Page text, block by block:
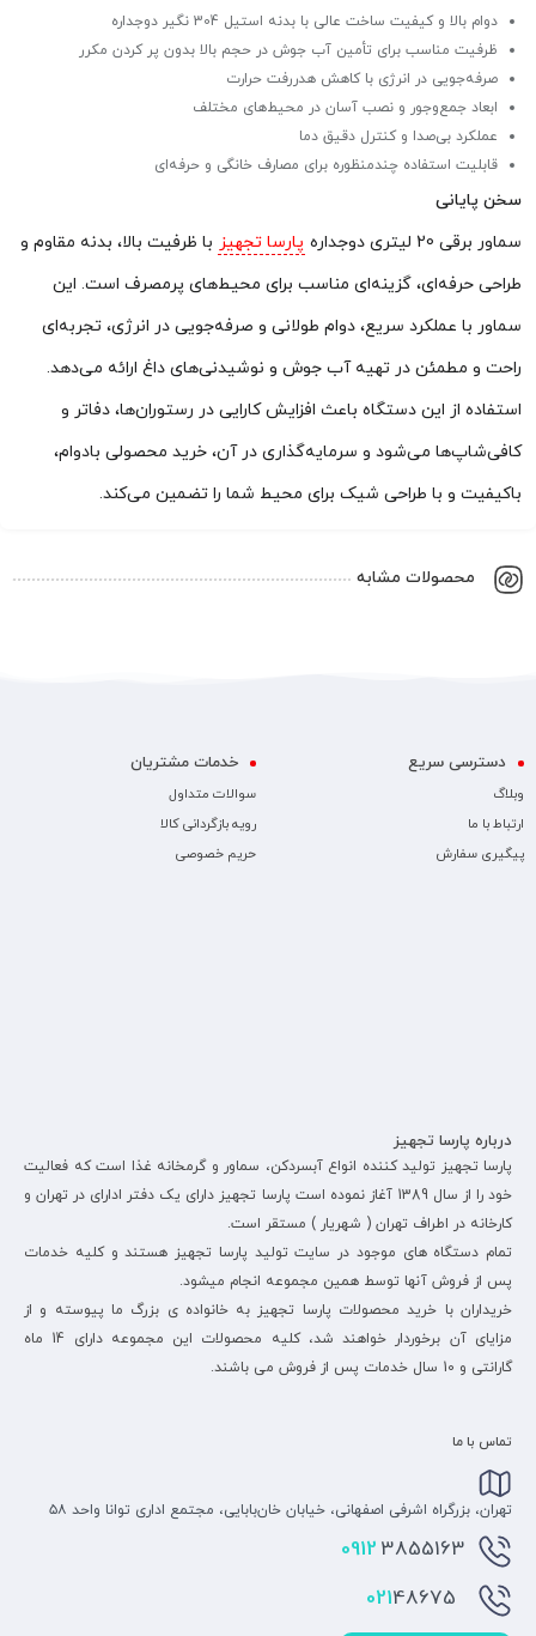
دوام بالا و کیفیت ساخت عالی با بدنه استیل 304 نگیر دوجداره
ظرفیت مناسب برای تأمین آب جوش در حجم بالا بدون پر کردن مکرر
صرفه‌جویی در انرژی با کاهش هدررفت حرارت
ابعاد جمع‌وجور و نصب آسان در محیط‌های مختلف
عملکرد بی‌صدا و کنترل دقیق دما
قابلیت استفاده چندمنظوره برای مصارف خانگی و حرفه‌ای
سخن پایانی
سماور برقی 20 لیتری دوجداره
پارسا تجهیز با ظرفیت بالا، بدنه مقاوم و
طراحی حرفه‌ای، گزینه‌ای مناسب برای محیط‌های پرمصرف است. این
سماور با عملکرد سریع، دوام طولانی و صرفه‌جویی در انرژی، تجربه‌ای
راحت و مطمئن در تهیه آب جوش و نوشیدنی‌های داغ ارائه می‌دهد.
استفاده از این دستگاه باعث افزایش کارایی در رستوران‌ها، دفاتر و
کافی‌شاپ‌ها می‌شود و سرمایه‌گذاری در آن، خرید محصولی بادوام،
باکیفیت و با طراحی شیک برای محیط شما را تضمین می‌کند.
محصولات مشابه
دسترسی سریع
وبلاگ
ارتباط با ما
پیگیری سفارش
خدمات مشتریان
سوالات متداول
رویه بازگردانی کالا
حریم خصوصی
درباره پارسا تجهیز
پارسا تجهیز تولید کننده انواع آبسردکن، سماور و گرمخانه غذا است که فعالیت
خود را از سال 1389 آغاز نموده است پارسا تجهیز دارای یک دفتر ادارای در تهران و
کارخانه در اطراف تهران ( شهریار ) مستقر است.
تمام دستگاه های موجود در سایت تولید پارسا تجهیز هستند و کلیه خدمات
پس از فروش آنها توسط همین مجموعه انجام میشود.
خریداران با خرید محصولات پارسا تجهیز به خانواده ی بزرگ ما پیوسته و از
مزایای آن برخوردار خواهند شد، کلیه محصولات این مجموعه دارای 14 ماه
گارانتی و 10 سال خدمات پس از فروش می باشند.
تماس با ما
تهران، بزرگراه اشرفی اصفهانی، خیابان خان‌بابایی، مجتمع اداری توانا واحد ۵۸
0912 3855163
48675